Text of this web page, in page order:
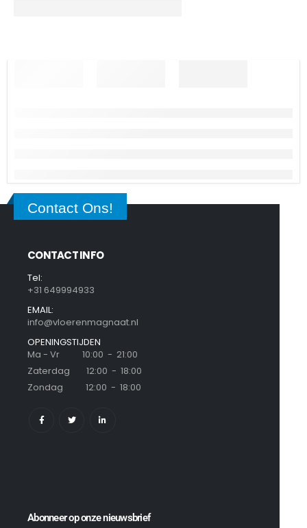
Contact Ons!
CONTACT INFO
Tel:
+31 649994933
EMAIL:
info@vloerenmagnaat.nl
OPENINGSTIJDEN
Ma - Vr 10:00 - 21:00
Zaterdag 12:00 - 18:00
Zondag 12:00 - 18:00
Abonneer op onze nieuwsbrief